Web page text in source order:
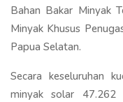
Bahan Bakar Minyak
Minyak Khusus
Papua Selatan.
Secara keseluruhan
minyak solar